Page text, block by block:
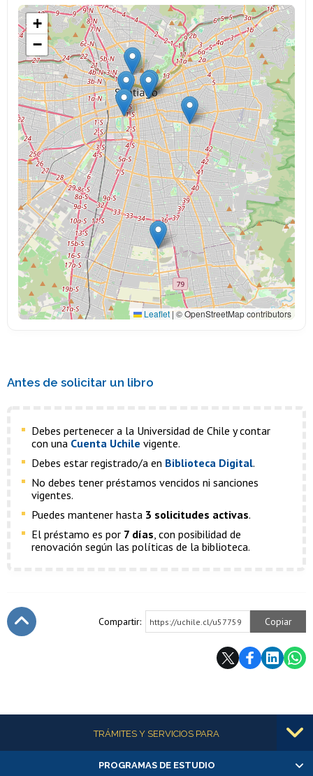
+
−
Leaflet |© OpenStreetMap contributors
Antes de solicitar un libro
Debes pertenecer a la Universidad de Chile y contar
con una Cuenta Uchile vigente.
Debes estar registrado/a en Biblioteca Digital.
No debes tener préstamos vencidos ni sanciones
vigentes.
Puedes mantener hasta 3 solicitudes activas.
El préstamo es por 7 días, con posibilidad de
renovación según las políticas de la biblioteca.
Compartir: https://uchile.cl/u57759 Copiar
Más informaciónTRÁMITES Y SERVICIOS PARA
Alumnas/os y exalumnas/os
PROGRAMAS DE ESTUDIO